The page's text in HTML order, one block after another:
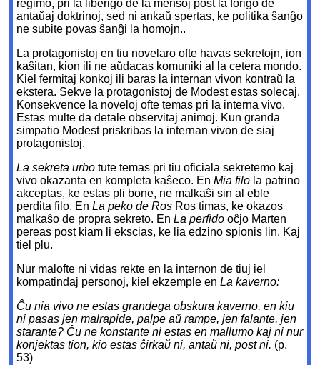
regimo, pri la liberigo de la mensoj post la forigo de
antaŭaj doktrinoj, sed ni ankaŭ spertas, ke politika ŝanĝo
ne subite povas ŝanĝi la homojn..
La protagonistoj en tiu novelaro ofte havas sekretojn, ion
kaŝitan, kion ili ne aŭdacas komuniki al la cetera mondo.
Kiel fermitaj konkoj ili baras la internan vivon kontraŭ la
ekstera. Sekve la protagonistoj de Modest estas solecaj.
Konsekvence la noveloj ofte temas pri la interna vivo.
Estas multe da detale observitaj animoj. Kun granda
simpatio Modest priskribas la internan vivon de siaj
protagonistoj.
La sekreta urbotute temas pri tiu oficiala sekretemo kaj
vivo okazanta en kompleta kaŝeco. EnMia filo la patrino
akceptas, ke estas pli bone, ne malkaŝi sin al eble
perdita filo. EnLa peko de Ros Ros timas, ke okazos
malkaŝo de propra sekreto. EnLa perfidooĉjo Marten
pereas post kiam li ekscias, ke lia edzino spionis lin. Kaj
tiel plu.
Nur malofte ni vidas rekte en la internon de tiuj iel
kompatindaj personoj, kiel ekzemple enLa kaverno:
Ĉu nia vivo ne estas grandega obskura kaverno, en kiu
ni pasas jen malrapide, palpe aŭ rampe, jen falante, jen
starante? Ĉu ne konstante ni estas en mallumo kaj ni nur
konjektas tion, kio estas ĉirkaŭ ni, antaŭ ni, post ni. (p.
53)